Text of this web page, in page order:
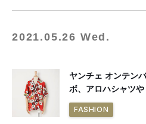
2021.05.26 Wed.
ヤンチェ オンテン
ボ、アロハシャツ
FASHION